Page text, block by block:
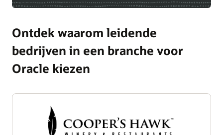
Ontdek waarom leidende
bedrijven in een branche voor
Oracle kiezen